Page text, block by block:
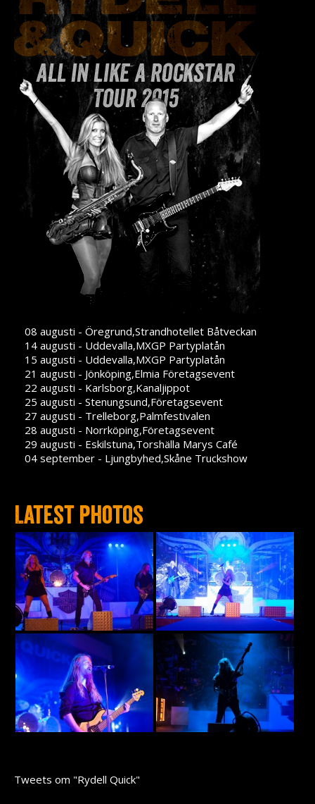
08 augusti - Öregrund,Strandhotellet Båtveckan
14 augusti - Uddevalla,MXGP Partyplatån
15 augusti - Uddevalla,MXGP Partyplatån
21 augusti - Jönköping,Elmia Företagsevent
22 augusti - Karlsborg,Kanaljippot
25 augusti - Stenungsund,Företagsevent
27 augusti - Trelleborg,Palmfestivalen
28 augusti - Norrköping,Företagsevent
29 augusti - Eskilstuna,Torshälla Marys Café
04 september - Ljungbyhed,Skåne Truckshow
Latest photos
Tweets om "Rydell Quick"